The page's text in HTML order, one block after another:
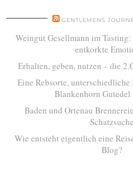
GENTLEMENS
Weingut Gesellmann im
entkorkte
Erhalten, geben, nutzen – die
Eine Rebsorte, unterschiedliche
Blankenhorn Gutedel
Baden und Ortenau
Schatzsuche
Wie entsteht eigentlich eine
Blog?